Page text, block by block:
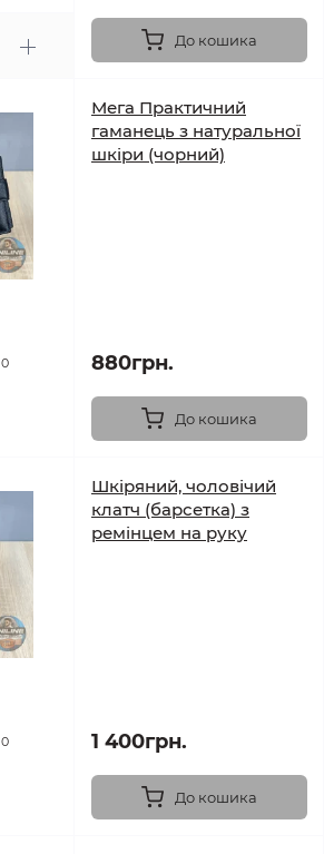
До кошика
0
Мега Практичний
гаманець з натуральної
шкіри (чорний)
880грн.
До кошика
0
Шкіряний, чоловічий
клатч (барсетка) з
ремінцем на руку
1 400грн.
До кошика